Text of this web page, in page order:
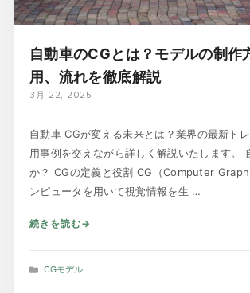
自動車のCGとは？モデルの制作
用、流れを徹底解説
3月 22, 2025
自動車 CGが変える未来とは？業界の最新ト
用事例を交えながら詳しく解説いたします。
か？ CGの定義と役割 CG（Computer
ンピュータを用いて視覚情報を生 …
続きを読む
カ
CGモデル